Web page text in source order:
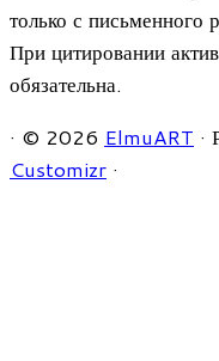
только с письменного
При цитировании
обязательна.
· © 2026 ElmuART ·
Customizr ·